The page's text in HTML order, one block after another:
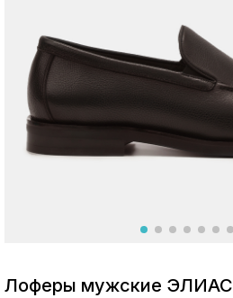
Москва
Лоферы мужские ЭЛИАС